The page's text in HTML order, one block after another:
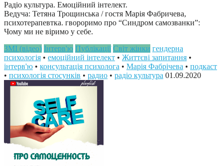
Радіо культура. Емоційний інтелект.
Ведуча: Тетяна Трощинська / гостя Марія Фабричева,
психотерапевтка. гвороримо про “Синдром самозванки”:
Чому ми не віримо у себе.
ЗМІ (відео) Інтерв'ю Публікації Світ жінки гендерна
психологія • емоційний інтелект • Життєві запитання •
інтерв'ю • консультація психолога • Марія Фабрічева • подкаст
• психологія стосунків • радио • радіо культура 01.09.2020